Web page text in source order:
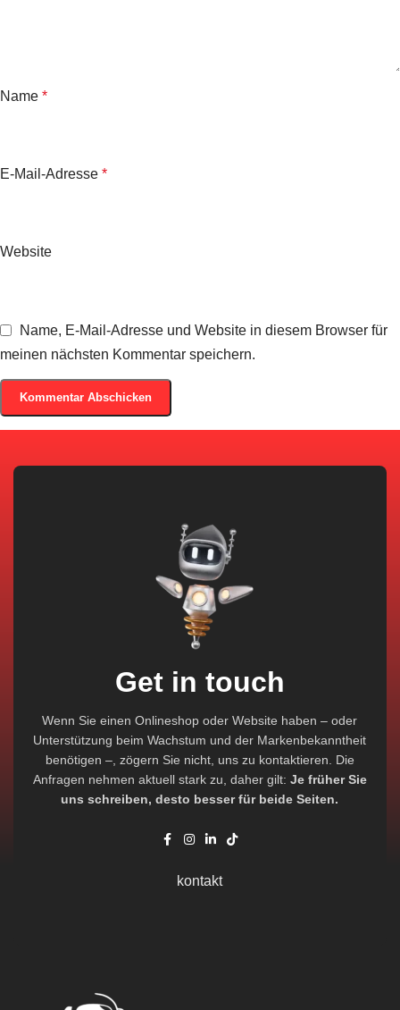
Name *
E-Mail-Adresse *
Website
Name, E-Mail-Adresse und Website in diesem Browser für
meinen nächsten Kommentar speichern.
Get in touch
Wenn Sie einen Onlineshop oder Website haben – oder
Unterstützung beim Wachstum und der Markenbekanntheit
benötigen –, zögern Sie nicht, uns zu kontaktieren. Die
Anfragen nehmen aktuell stark zu, daher gilt: Je früher Sie
uns schreiben, desto besser für beide Seiten.
kontakt